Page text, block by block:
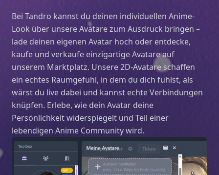
Bei Tandro kannst du deinen individuellen Anime-
Look über unsere Avatare zum Ausdruck bringen –
lade deinen eigenen Avatar hoch oder entdecke,
kaufe und verkaufe einzigartige Avatare auf
unserem Marktplatz. Unsere 2D-Avatare schaffen
ein echtes Raumgefühl, in dem du dich fühlst, als
wärst du live dabei und kannst echte Verbindungen
knüpfen. Erlebe, wie dein Avatar deine
Persönlichkeit widerspiegelt und Teil einer
lebendigen Anime Community wird.